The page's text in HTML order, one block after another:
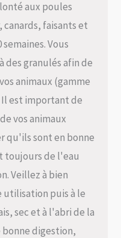
aux poules
faisants et
Vous
des granulés afin de
animaux (gamme
Il est important de
vos animaux
qu'ils sont en bonne
toujours de l'eau
Veillez à bien
utilisation puis à le
sec et à l'abri de la
bonne digestion,